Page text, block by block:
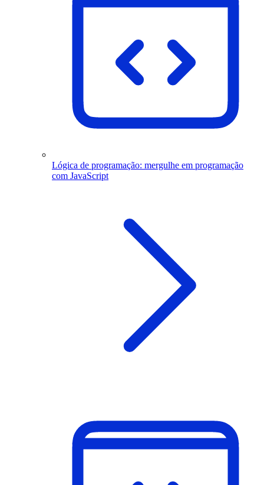
Lógica de programação: mergulhe em programação
com JavaScript